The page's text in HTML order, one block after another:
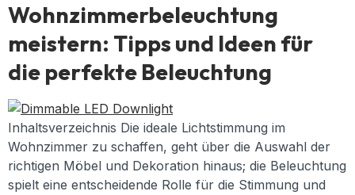
Wohnzimmerbeleuchtung
meistern: Tipps und Ideen für
die perfekte Beleuchtung
Inhaltsverzeichnis Die ideale Lichtstimmung im
Wohnzimmer zu schaffen, geht über die Auswahl der
richtigen Möbel und Dekoration hinaus; die Beleuchtung
spielt eine entscheidende Rolle für die Stimmung und